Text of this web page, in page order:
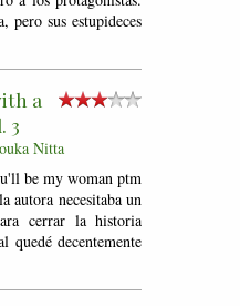
pero sus estupideces
a
3
Nitta
be my woman ptm
autora necesitaba un
cerrar la historia
quedé decentemente